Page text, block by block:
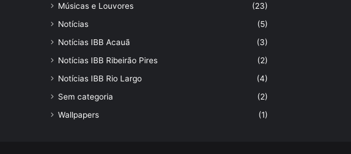
Músicas e Louvores
(23)
Notícias
(5)
Notícias IBB Acauã
(3)
Notícias IBB Ribeirão Pires
(2)
Notícias IBB Rio Largo
(4)
Sem categoria
(2)
Wallpapers
(1)